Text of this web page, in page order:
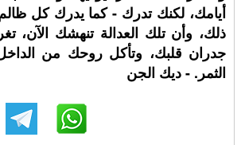
أيامك، لكنك تدرك - كما يدرك كل
ذلك، وأن تلك العدالة تنهشك الآن،
جدران قلبك، وتأكل روحك من
الثمر. - ديك الجن